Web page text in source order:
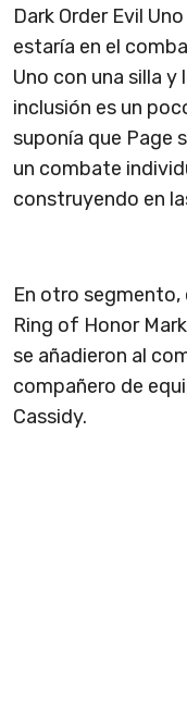
Dark Order Evil
estaría en el
Uno con una silla y
inclusión es un
suponía que Page
un combate
construyendo en
En otro segmento,
Ring of Honor
se añadieron al
compañero de
Cassidy.